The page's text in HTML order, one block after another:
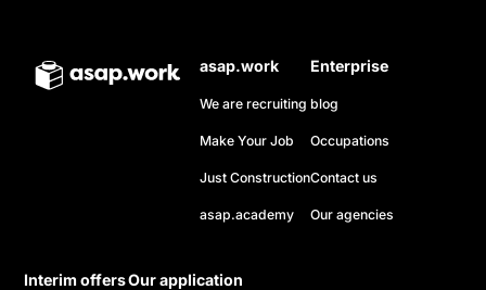
asap.work
We are recruiting
Make Your Job
Just Construction
asap.academy
Enterprise
blog
Occupations
Contact us
Our agencies
Interim offersOur application